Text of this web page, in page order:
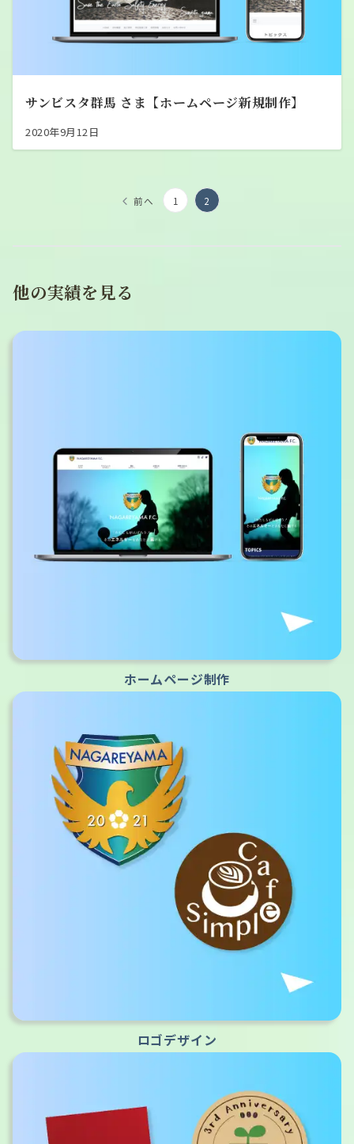
サンビスタ群馬 さま【ホームページ新規制作】
2020年9月12日
投
前へ 1 2
他の実績を見る
ホームページ制作
ロゴデザイン